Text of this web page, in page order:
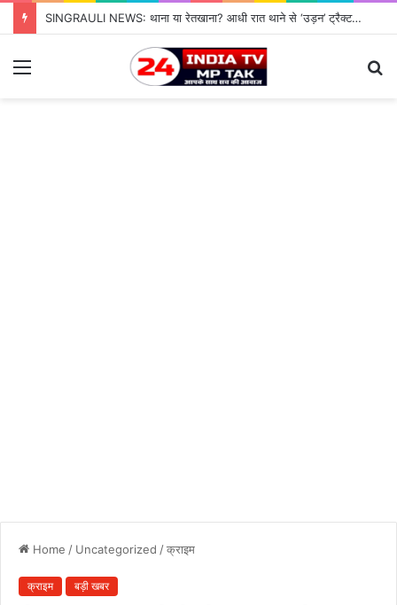
SINGRAULI NEWS: थाना या रेतखाना? आधी रात थाने से ‘उड़न’ ट्रैक्टर, जियावन पुलिस के पहरे में माफिया पास रेत माफिया के आगे नतमस्तक सिस्टम, सुशासन की पोल खोलती जियावन थाने की सनसनीखेज कहानी
Menu
Home / Uncategorized /क्राइम
क्राइम बड़ी खबर